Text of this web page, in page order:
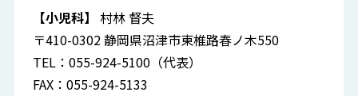
【小児科】 村林 督夫
〒410-0302 静岡県沼津市東椎路春ノ木550
TEL：055-924-5100（代表）
FAX：055-924-5133